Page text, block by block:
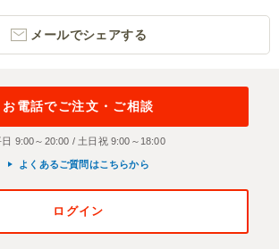
メールでシェアする
お電話でご注文・ご相談
日 9:00～20:00 / 土日祝 9:00～18:00
よくあるご質問はこちらから
ログイン